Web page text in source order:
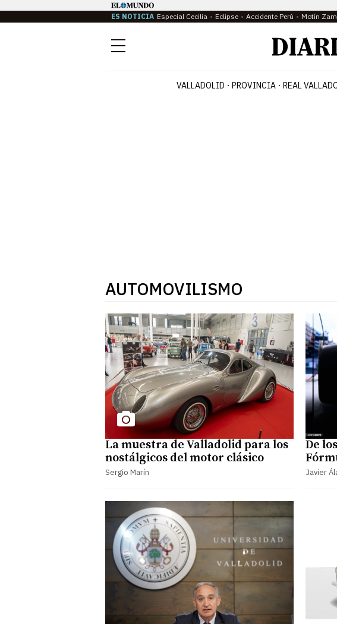
ES NOTICIA Especial Cecilia Eclipse Accidente Perú Motín
Menú
VALLADOLID PROVINCIA REAL
AUTOMOVILISMO
La muestra de Valladolid para los
nostálgicos del motor clásico
Sergio Marín
De
Javier